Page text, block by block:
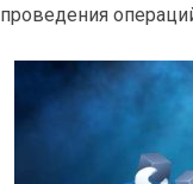
проведения